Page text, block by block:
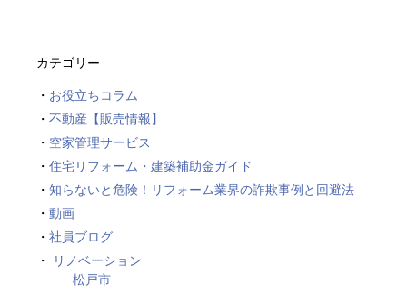
カテゴリー
お役立ちコラム
不動産【販売情報】
空家管理サービス
住宅リフォーム・建築補助金ガイド
知らないと危険！リフォーム業界の詐欺事例と回避法
動画
社員ブログ
リノベーション
松戸市